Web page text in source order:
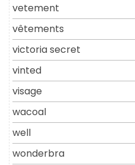
vetement
vêtements
victoria secret
vinted
visage
wacoal
well
wonderbra